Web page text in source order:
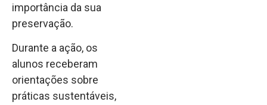
importância da sua
preservação.
Durante a ação, os
alunos receberam
orientações sobre
práticas sustentáveis,